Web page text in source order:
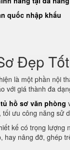
quốc nhập khẩu
Đẹp
hiện là một phần nội
với giá thành đa
tủ hồ sơ văn phòng
tối ưu công năng sử
kế có trọng lượng
hay nâng đỡ, ghép